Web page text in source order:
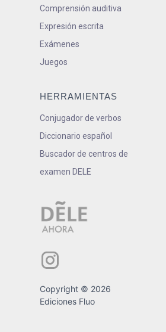
Comprensión auditiva
Expresión escrita
Exámenes
Juegos
HERRAMIENTAS
Conjugador de verbos
Diccionario español
Buscador de centros de
examen DELE
Copyright © 2026
Ediciones Fluo